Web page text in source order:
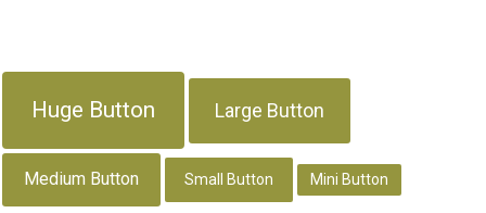
Huge Button Large Button
Medium Button Small Button Mini Button